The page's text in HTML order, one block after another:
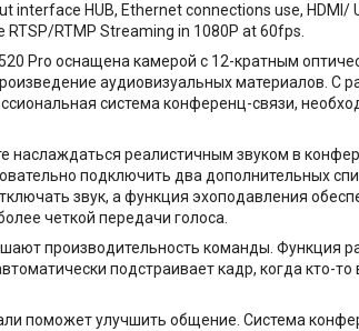
interface HUB, Ethernet connections use, HDMI/
RTMP Streaming in 1080P at 60fps.
Pro оснащена камерой с 12-кратным
аудиовизуальных материалов. С
система конференц-связи,
наслаждаться реалистичным звуком в
подключить два дополнительных
звук, а функция эхоподавления
четкой передачи голоса.
производительность команды. Функция
подстраивает кадр, когда кто-то
поможет улучшить общение. Система